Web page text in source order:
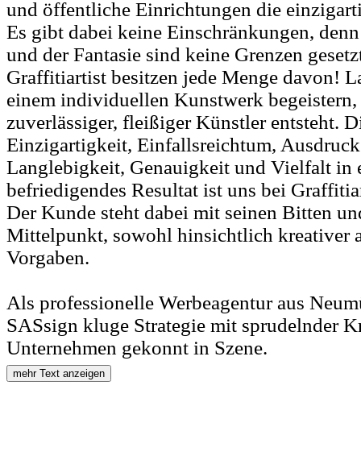
und öffentliche Einrichtungen die
Es gibt dabei keine Einschränkungen,
und der Fantasie sind keine Grenzen
Graffitiartist besitzen jede Menge davon!
einem individuellen Kunstwerk begeistern,
zuverlässiger, fleißiger Künstler entsteht.
Einzigartigkeit, Einfallsreichtum,
Langlebigkeit, Genauigkeit und Vielfalt in
befriedigendes Resultat ist uns bei
Der Kunde steht dabei mit seinen Bitten
Mittelpunkt, sowohl hinsichtlich kreativer
Vorgaben.
Als professionelle Werbeagentur aus
SASsign kluge Strategie mit sprudelnder
Unternehmen gekonnt in Szene.
mehr Text anzeigen